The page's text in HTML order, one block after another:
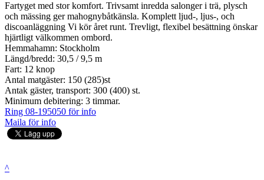
Fartyget med stor komfort. Trivsamt inredda salonger i trä, plysch
och mässing ger mahognybåtkänsla. Komplett ljud-, ljus-, och
discoanläggning Vi kör året runt. Trevligt, flexibel besättning önskar
hjärtligt välkommen ombord.
Hemmahamn: Stockholm
Längd/bredd: 30,5 / 9,5 m
Fart: 12 knop
Antal matgäster: 150 (285)st
Antak gäster, transport: 300 (400) st.
Minimum debitering: 3 timmar.
Ring 08-195050 för info
Maila för info
^